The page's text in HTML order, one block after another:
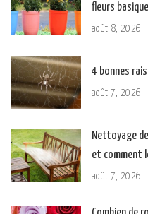
fleurs basique
août 8, 2026
4 bonnes
août 7, 2026
Nettoyage
et comment
août 7, 2026